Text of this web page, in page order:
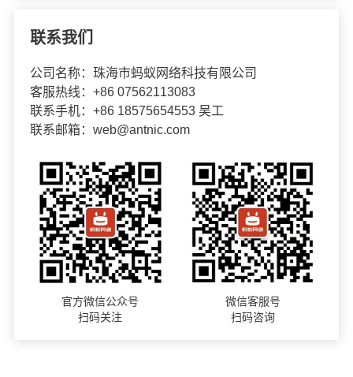
联系我们
公司名称：珠海市蚂蚁网络科技有限公司
客服热线：+86 07562113083
联系手机：+86 18575654553 吴工
联系邮箱：web@antnic.com
官方微信公众号
扫码关注
微信客服号
扫码咨询